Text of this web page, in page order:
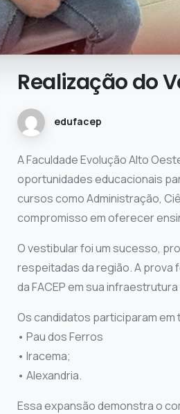
Realizaçãodo
edufacep
A Faculdade Evolução Alto
oportunidades educacionais
cursos como Administração,
compromisso em oferecer
O vestibular foi um sucesso,
respeitadas da região. A prova
da FACEP em sua
Os candidatos participaram em
•⁠ ⁠Pau dos Ferros
•⁠ ⁠Iracema;
•⁠ ⁠Alexandria.
Essa expansão demonstra o